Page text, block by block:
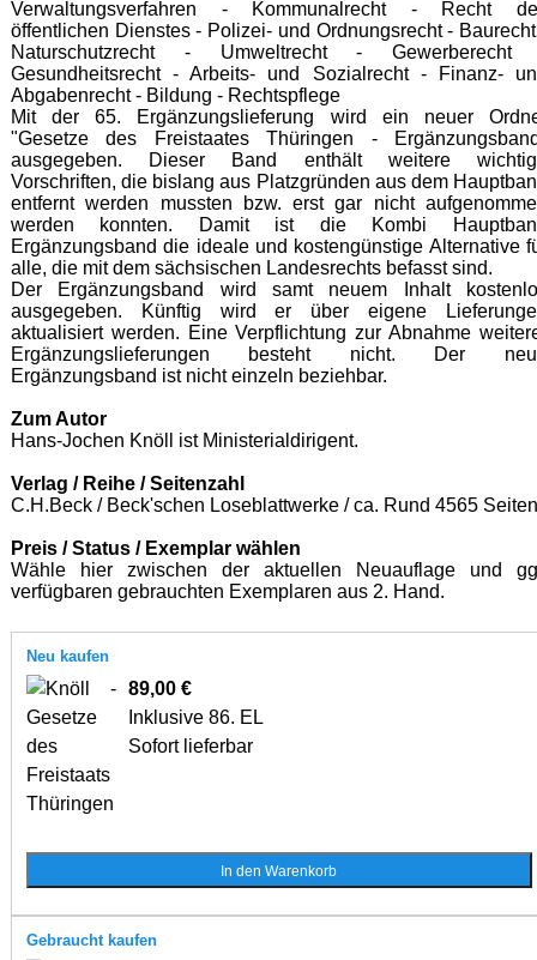
Verwaltungsverfahren - Kommunalrecht - Recht
öffentlichen Dienstes - Polizei- und Ordnungsrecht -
Naturschutzrecht - Umweltrecht - Gewerberecht
Gesundheitsrecht - Arbeits- und Sozialrecht - Finanz-
Abgabenrecht - Bildung - Rechtspflege
Mit der 65. Ergänzungslieferung wird ein neuer
"Gesetze des Freistaates Thüringen -
ausgegeben. Dieser Band enthält weitere
Vorschriften, die bislang aus Platzgründen aus dem
entfernt werden mussten bzw. erst gar nicht
werden konnten. Damit ist die Kombi
Ergänzungsband die ideale und kostengünstige Alternative
alle, die mit dem sächsischen Landesrechts befasst sind.
Der Ergänzungsband wird samt neuem Inhalt
ausgegeben. Künftig wird er über eigene
aktualisiert werden. Eine Verpflichtung zur Abnahme
Ergänzungslieferungen besteht nicht. Der
Ergänzungsband ist nicht einzeln beziehbar.
Zum Autor
Hans-Jochen Knöll ist Ministerialdirigent.
Verlag / Reihe / Seitenzahl
C.H.Beck / Beck'schen Loseblattwerke / ca. Rund 4565 Seiten
Preis / Status / Exemplar wählen
Wähle hier zwischen der aktuellen Neuauflage und
verfügbaren gebrauchten Exemplaren aus 2. Hand.
Neu kaufen
89,00 €
Inklusive 86. EL
Sofort lieferbar
Gebraucht kaufen